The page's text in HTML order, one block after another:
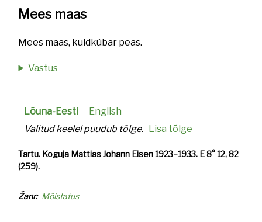
Mees maas
Mees maas, kuldkübar peas.
Vastus
Lõuna-Eesti
English
Valitud keelel puudub tõlge. Lisa tõlge
Tartu. Koguja Mattias Johann Eisen 1923–1933. E 8° 12, 82
(259).
Žanr Mõistatus